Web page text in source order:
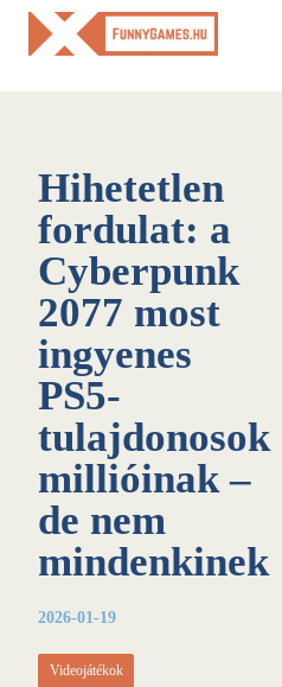
Skip
Hihetetlen
fordulat: a
Cyberpunk
2077 most
ingyenes
PS5-
tulajdonosok
millióinak –
de nem
mindenkinek
2026-01-19
Videojátékok